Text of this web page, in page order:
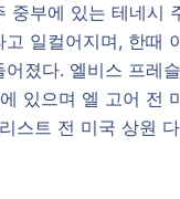
중부에 있는 테네시
고 일컬어지며, 한때
졌다. 엘비스 프레
있으며 엘 고어 전
스트 전 미국 상원